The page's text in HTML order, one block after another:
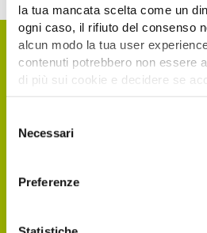
la tua mancata scelta come un
ogni caso, il rifiuto del consenso
alcun modo la tua user
contenuti potrebbero non essere
di più sui cookie e decidere se
delNecessari
Preferenze
Richiedi il